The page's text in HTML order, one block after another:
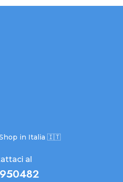
Shop in Italia 🇮🇹
al